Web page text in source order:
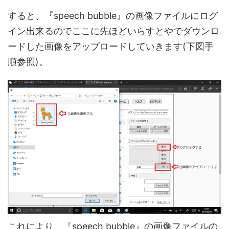
すると、『speech bubble』の画像ファイルにログ
イン出来るのでここに先ほどいらすとやでダウンロ
ードした画像をアップロードしていきます(下図手
順参照)。
これにより、『speech bubble』の画像ファイルの